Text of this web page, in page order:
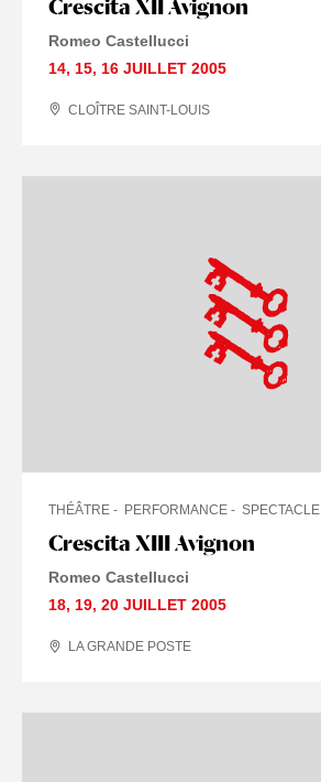
Crescita XII Avignon
Romeo Castellucci
14, 15, 16 JUILLET 2005
CLOÎTRE SAINT-LOUIS
Crescita XIII Avignon
THÉÂTRE PERFORMANCE SPECTACLE
Romeo Castellucci
18, 19, 20 JUILLET 2005
LA GRANDE POSTE